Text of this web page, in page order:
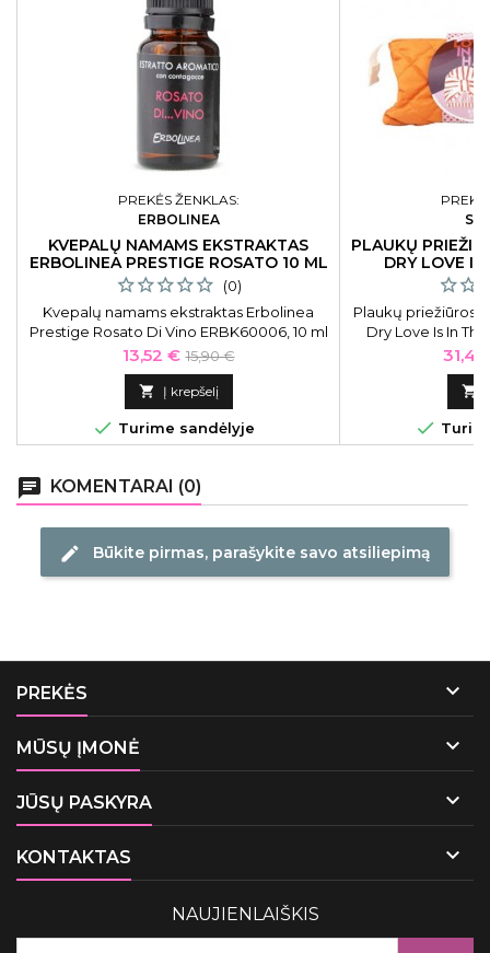
PREKĖS ŽENKLAS:
ERBOLINEA
KVEPALŲ NAMAMS EKSTRAKTAS
ERBOLINEA PRESTIGE ROSATO 10 ML
(0)
Kvepalų namams ekstraktas Erbolinea
Prestige Rosato Di Vino ERBK60006, 10 ml
Kaina
13,52 € Bazinė
kaina
15,90 €
 Į krepšelį
 Turime sandėlyje
PLAUKŲ
DRY LOVE IS
Plaukų priežiūros
Dry Love Is In
rinkinį sudaro:
dušo
Kaina
31,41


chat KOMENTARAI (0)
edit Būkite pirmas, parašykite savo atsiliepimą
PREKĖS 
MŪSŲ ĮMONĖ 
JŪSŲ PASKYRA 
KONTAKTAS 
NAUJIENLAIŠKIS